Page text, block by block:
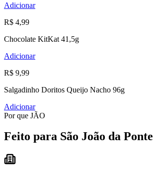
Adicionar
R$ 4,99
Chocolate KitKat 41,5g
Adicionar
R$ 9,99
Salgadinho Doritos Queijo Nacho 96g
Adicionar
Por que JÃO
Feito para São João da Ponte